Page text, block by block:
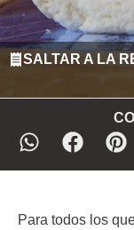
SALTAR A LA
Para todos los